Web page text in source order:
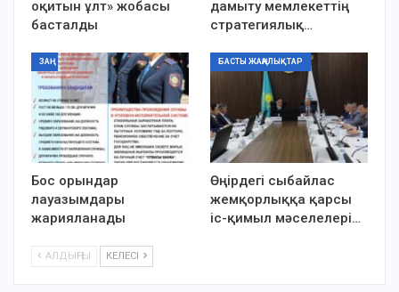
оқитын ұлт» жобасы
басталды
дамыту мемлекеттің
стратегиялық…
ЗАҢ
Бос орындар
лауазымдары
жарияланады
БАСТЫ ЖАҢАЛЫҚТАР
Өңірдегі сыбайлас
жемқорлыққа қарсы
іс-қимыл мәселелері…
АЛДЫҢҒЫ КЕЛЕСІ